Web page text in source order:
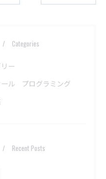
Categories
ー
ール プログラミング
Recent Posts